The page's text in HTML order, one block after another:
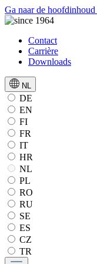
Ga naar de hoofdinhoud
Contact
Carrière
Downloads
NL
DE
EN
FI
FR
IT
HR
NL
PL
RO
RU
SE
ES
CZ
TR